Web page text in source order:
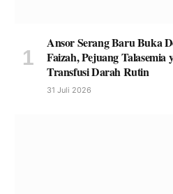
Ansor Serang Baru Buka
Faizah, Pejuang
Transfusi Darah Rutin
31 Juli 2026